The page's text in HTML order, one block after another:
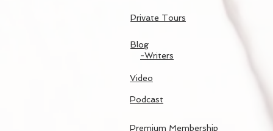
Private Tours
Blog
-Writers
Video
Podcast
Premium Membership